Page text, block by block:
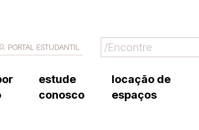
PORTAL ESTUDANTIL
estude
conosco
locação de
espaços